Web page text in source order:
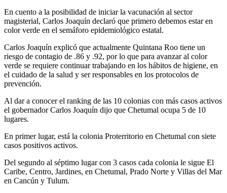
En cuento a la posibilidad de iniciar la vacunación al sector
magisterial, Carlos Joaquín declaró que primero debemos estar en
color verde en el semáforo epidemiológico estatal.
Carlos Joaquín explicó que actualmente Quintana Roo tiene un
riesgo de contagio de .86 y .92, por lo que para avanzar al color
verde se requiere continuar trabajando en los hábitos de higiene, en
el cuidado de la salud y ser responsables en los protocolos de
prevención.
Al dar a conocer el ranking de las 10 colonias con más casos activos
el gobernador Carlos Joaquín dijo que Chetumal ocupa 5 de 10
lugares.
En primer lugar, está la colonia Proterritorio en Chetumal con siete
casos positivos activos.
Del segundo al séptimo lugar con 3 casos cada colonia le sigue El
Caribe, Centro, Jardines, en Chetumal, Prado Norte y Villas del Mar
en Cancún y Tulum.